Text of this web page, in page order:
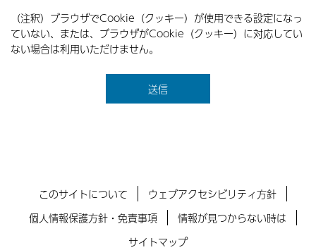
（注釈）ブラウザでCookie（クッキー）が使用できる設定になっ
ていない、または、ブラウザがCookie（クッキー）に対応してい
ない場合は利用いただけません。
このサイトについて
ウェブアクセシビリティ方針
個人情報保護方針・免責事項
情報が見つからない時は
サイトマップ